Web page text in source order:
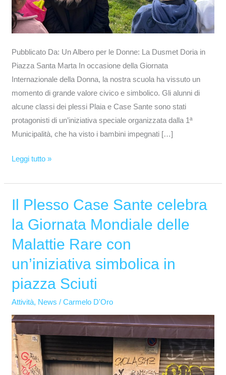
Pubblicato Da: Un Albero per le Donne: La Dusmet Doria in
Piazza Santa Marta In occasione della Giornata
Internazionale della Donna, la nostra scuola ha vissuto un
momento di grande valore civico e simbolico. Gli alunni di
alcune classi dei plessi Plaia e Case Sante sono stati
protagonisti di un’iniziativa speciale organizzata dalla 1ª
Municipalità, che ha visto i bambini impegnati […]
Leggi tutto »
Il Plesso Case Sante celebra
la Giornata Mondiale delle
Malattie Rare con
un’iniziativa simbolica in
piazza Sciuti
Attività, News /Carmelo D'Oro
Il
Case
Sante
la
Giornata
Malattie
Rare
con
un’iniziativa